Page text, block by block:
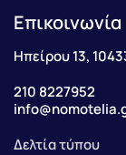
Επικοινωνία
Ηπείρου 13,
210 8227952
Δελτία τύπου